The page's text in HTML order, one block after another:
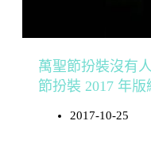
萬聖節扮裝沒有
節扮裝 2017 年版
2017-10-25